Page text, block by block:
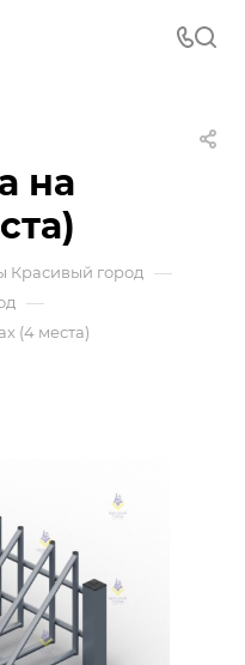
на
Красивый город —
—
(4 места)